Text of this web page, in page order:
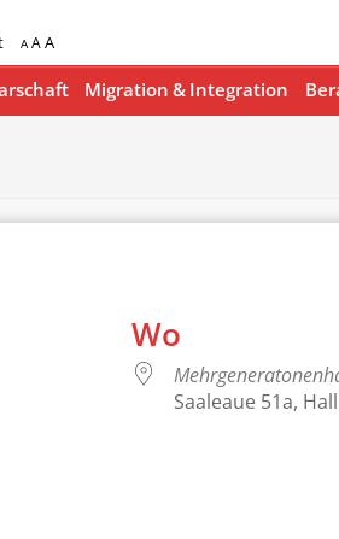
A AA
Migration & Integration
Wo
Saaleaue 51a,